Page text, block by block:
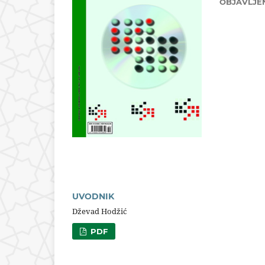
UVODNIK
Dževad Hodžić
PDF